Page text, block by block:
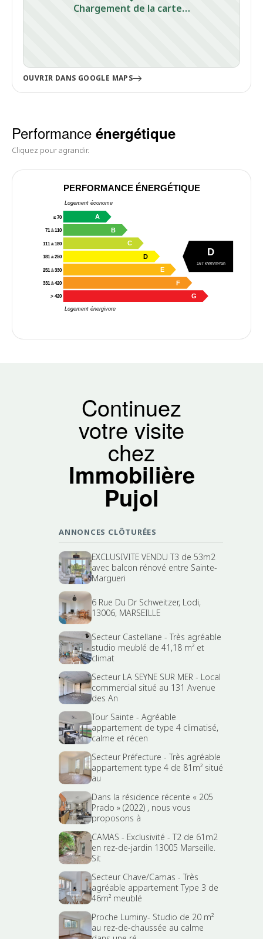
Chargement de la carte…
OUVRIR DANS GOOGLE MAPS
Performance énergétique
Cliquez pour agrandir.
PERFORMANCE ÉNERGÉTIQUE
Logement économe
Logement énergivore
≤ 70 A
71 à 110 B
111 à 180 C
181 à 250 D
251 à 330 E
331 à 420 F
> 420 G
D
167 kWh/m²/an
Continuez
votre visite
chez
Immobilière
Pujol
ANNONCES CLÔTURÉES
EXCLUSIVITE VENDU T3 de 53m2
avec balcon rénové entre Sainte-
Margueri
6 Rue Du Dr Schweitzer, Lodi,
13006, MARSEILLE
Secteur Castellane - Très agréable
studio meublé de 41,18 m² et
climat
Secteur LA SEYNE SUR MER - Local
commercial situé au 131 Avenue
des An
Tour Sainte - Agréable
appartement de type 4 climatisé,
calme et récen
Secteur Préfecture - Très agréable
appartement type 4 de 81m² situé
au
Dans la résidence récente « 205
Prado » (2022) , nous vous
proposons à
CAMAS - Exclusivité - T2 de 61m2
en rez-de-jardin 13005 Marseille.
Sit
Secteur Chave/Camas - Très
agréable appartement Type 3 de
46m² meublé
Proche Luminy- Studio de 20 m²
au rez-de-chaussée au calme